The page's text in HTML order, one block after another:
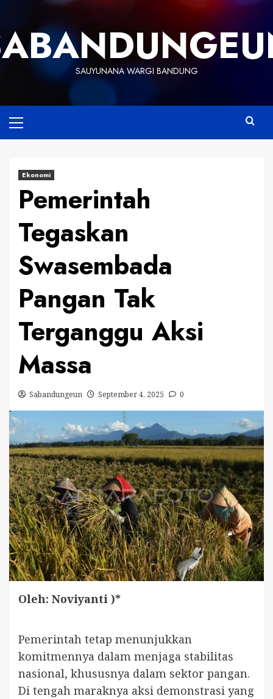
content
SAUYUNANA WARGI BANDUNG
Menu
Ekonomi
Pemerintah
Tegaskan
Swasembada
Pangan Tak
Terganggu Aksi
Massa
Sabandungeun September 4, 2025 0
Oleh: Noviyanti )*
Pemerintah tetap menunjukkan
komitmennya dalam menjaga stabilitas
nasional, khususnya dalam sektor pangan.
Di tengah maraknya aksi demonstrasi yang